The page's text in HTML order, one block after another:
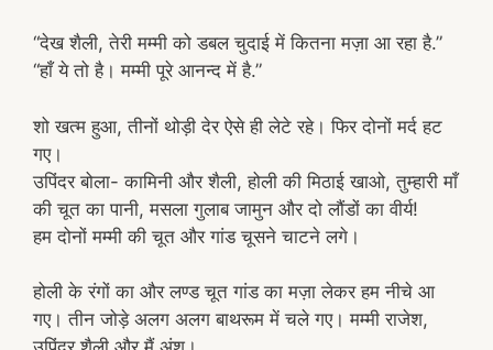
“देख शैली, तेरी मम्मी को डबल चुदाई में कितना मज़ा आ रहा है.”
“हाँ ये तो है। मम्मी पूरे आनन्द में है.”
शो खत्म हुआ, तीनों थोड़ी देर ऐसे ही लेटे रहे। फिर दोनों मर्द हट
गए।
उपिंदर बोला- कामिनी और शैली, होली की मिठाई खाओ, तुम्हारी माँ
की चूत का पानी, मसला गुलाब जामुन और दो लौंडों का वीर्य!
हम दोनों मम्मी की चूत और गांड चूसने चाटने लगे।
होली के रंगों का और लण्ड चूत गांड का मज़ा लेकर हम नीचे आ
गए। तीन जोड़े अलग अलग बाथरूम में चले गए। मम्मी राजेश,